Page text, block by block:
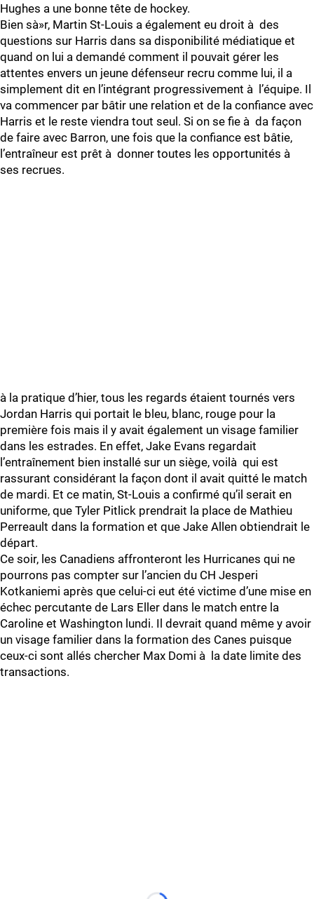
Hughes a une bonne tête de hockey.
Bien sà»r, Martin St-Louis a également eu droit à des
questions sur Harris dans sa disponibilité médiatique et
quand on lui a demandé comment il pouvait gérer les
attentes envers un jeune défenseur recru comme lui, il a
simplement dit en l’intégrant progressivement à l’équipe. Il
va commencer par bâtir une relation et de la confiance avec
Harris et le reste viendra tout seul. Si on se fie à da façon
de faire avec Barron, une fois que la confiance est bâtie,
l’entraîneur est prêt à donner toutes les opportunités à
ses recrues.
à la pratique d’hier, tous les regards étaient tournés vers
Jordan Harris qui portait le bleu, blanc, rouge pour la
première fois mais il y avait également un visage familier
dans les estrades. En effet, Jake Evans regardait
l’entraînement bien installé sur un siège, voilà qui est
rassurant considérant la façon dont il avait quitté le match
de mardi. Et ce matin, St-Louis a confirmé qu’il serait en
uniforme, que Tyler Pitlick prendrait la place de Mathieu
Perreault dans la formation et que Jake Allen obtiendrait le
départ.
Ce soir, les Canadiens affronteront les Hurricanes qui ne
pourrons pas compter sur l’ancien du CH Jesperi
Kotkaniemi après que celui-ci eut été victime d’une mise en
échec percutante de Lars Eller dans le match entre la
Caroline et Washington lundi. Il devrait quand même y avoir
un visage familier dans la formation des Canes puisque
ceux-ci sont allés chercher Max Domi à la date limite des
transactions.